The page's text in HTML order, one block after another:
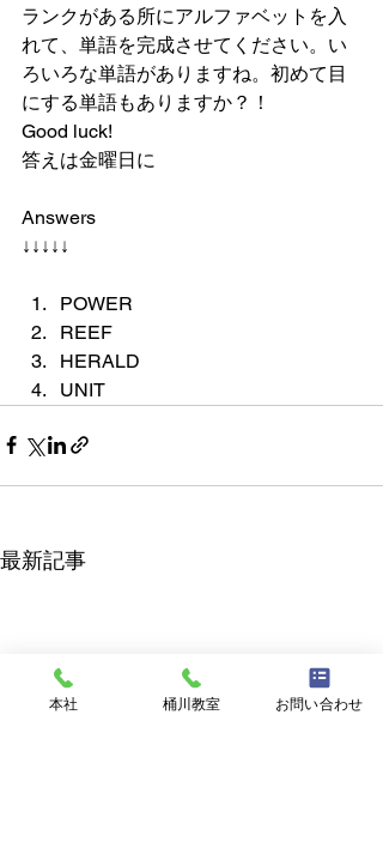
ランクがある所にアルファベットを入
れて、単語を完成させてください。い
ろいろな単語がありますね。初めて目
にする単語もありますか？！
Good luck!
答えは金曜日に
Answers
↓↓↓↓↓
POWER
REEF
HERALD
UNIT
最新記事
本社 桶川教室 お問い合わせ